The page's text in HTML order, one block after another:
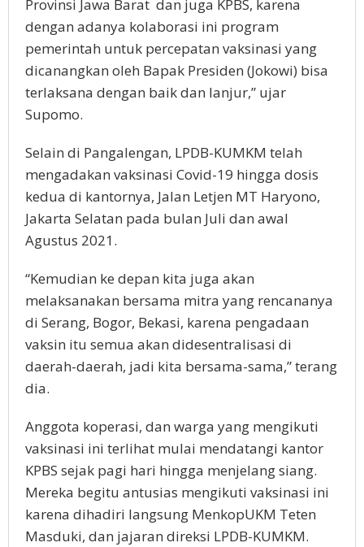
Provinsi Jawa Barat dan juga KPBS, karena
dengan adanya kolaborasi ini program
pemerintah untuk percepatan vaksinasi yang
dicanangkan oleh Bapak Presiden (Jokowi) bisa
terlaksana dengan baik dan lanjur,” ujar
Supomo.
Selain di Pangalengan, LPDB-KUMKM telah
mengadakan vaksinasi Covid-19 hingga dosis
kedua di kantornya, Jalan Letjen MT Haryono,
Jakarta Selatan pada bulan Juli dan awal
Agustus 2021.
“Kemudian ke depan kita juga akan
melaksanakan bersama mitra yang rencananya
di Serang, Bogor, Bekasi, karena pengadaan
vaksin itu semua akan didesentralisasi di
daerah-daerah, jadi kita bersama-sama,” terang
dia.
Anggota koperasi, dan warga yang mengikuti
vaksinasi ini terlihat mulai mendatangi kantor
KPBS sejak pagi hari hingga menjelang siang.
Mereka begitu antusias mengikuti vaksinasi ini
karena dihadiri langsung MenkopUKM Teten
Masduki, dan jajaran direksi LPDB-KUMKM.